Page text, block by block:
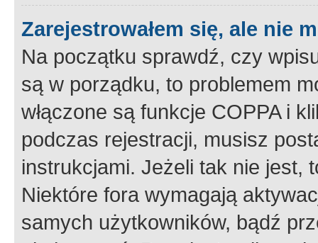
Zarejestrowałem się, ale nie
Na początku sprawdź, czy
są w porządku, to problemem
włączone są funkcje COPPA i
podczas rejestracji, musisz
instrukcjami. Jeżeli tak nie jest,
Niektóre fora wymagają
samych użytkowników, bądź